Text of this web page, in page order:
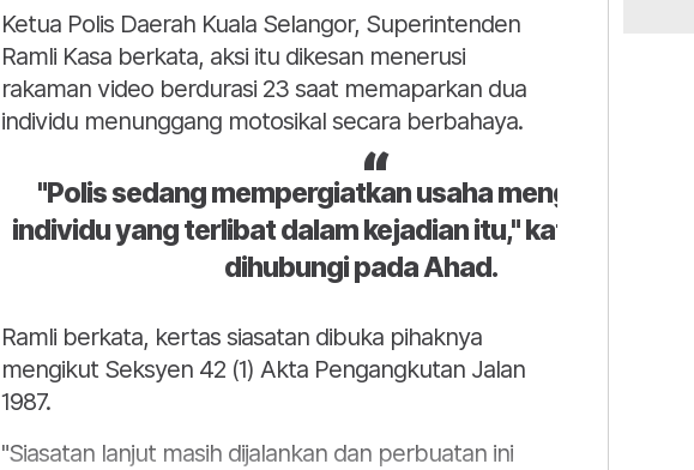
Ketua Polis Daerah Kuala Selangor, Superintenden
Ramli Kasa berkata, aksi itu dikesan menerusi
rakaman video berdurasi 23 saat memaparkan dua
individu menunggang motosikal secara berbahaya.
"Polis sedang mempergiatkan usaha mengesan dua
individu yang terlibat dalam kejadian itu," katanya ketika
dihubungi pada Ahad.
Ramli berkata, kertas siasatan dibuka pihaknya
mengikut Seksyen 42 (1) Akta Pengangkutan Jalan
1987.
"Siasatan lanjut masih dijalankan dan perbuatan ini